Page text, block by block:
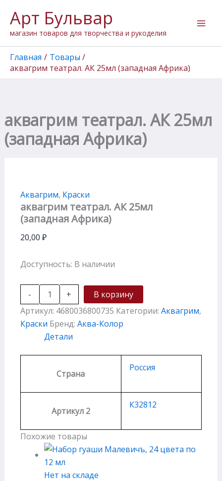
содержимому
Арт Бульвар
магазин товаров для творчества и рукоделия
Главная
Товары
аквагрим театрал. АК 25мл (западная Африка)
аквагрим театрал. АК 25мл
(западная Африка)
Аквагрим, Краски
аквагрим театрал. АК 25мл
(западная Африка)
20,00 ₽
Доступность: В наличии
-
товара
аквагрим
театрал.
АК
25мл
Африка)
+
В корзину
Артикул: 4680036800735 Категории: Аквагрим,
Краски Бренд: Аква-Колор
Детали
Страна
Россия
Артикул 2
К32812
Похожие товары
Нет на складе